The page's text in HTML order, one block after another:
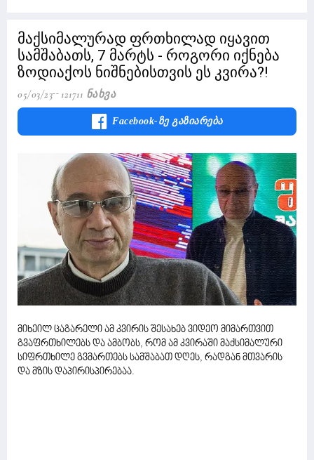
მაქსიმალურად ფრთხილად იყავით
სამშაბათს, 7 მარტს - როგორი იქნება
ზოდიაქოს ნიშნებისთვის ეს კვირა?!
05/03/23 121711 Ნახვა
Facebook-Ზე Გაზიარება
მიხეილ ცაგარელი ამ კვირის შესახებ ვიდეო მიმართვით
გვაფრთხილებს და ამბობს, რომ ამ კვირაში მაქსიმალური
სიფრთხილე გვმართებს სამშაბათ დღეს, რადგან მთვარის
და მზის დაპირისპირებაა.